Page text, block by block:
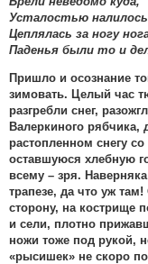
Усталостью
Цеплялась за ногу
Паденья были то и
Пришло и осознание
зимовать. Целый час
разгребли снег,
Валеркиного рябчика,
растопленном снегу
оставшуюся хлебную
всему – зря.
трапезе, да что уж
сторону, на кострище
и сели, плотно
ножи тоже под рукой,
«рысишек» не скоро